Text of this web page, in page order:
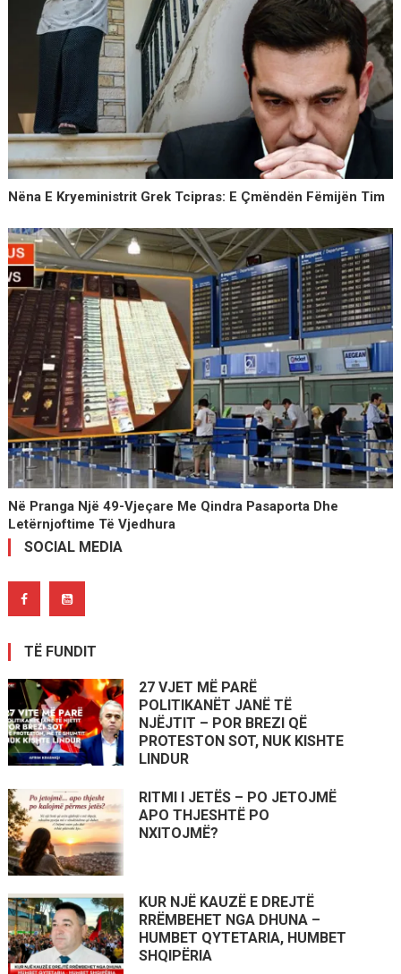
Nëna E Kryeministrit Grek Tcipras: E Çmëndën Fëmijën Tim
Në Pranga Një 49-Vjeçare Me Qindra Pasaporta Dhe
Letërnjoftime Të Vjedhura
SOCIAL MEDIA
TË FUNDIT
27 VJET MË PARË
POLITIKANËT JANË TË
NJËJTIT – POR BREZI QË
PROTESTON SOT, NUK KISHTE
LINDUR
RITMI I JETËS – PO JETOJMË
APO THJESHTË PO
NXITOJMË?
KUR NJË KAUZË E DREJTË
RRËMBEHET NGA DHUNA –
HUMBET QYTETARIA, HUMBET
SHQIPËRIA